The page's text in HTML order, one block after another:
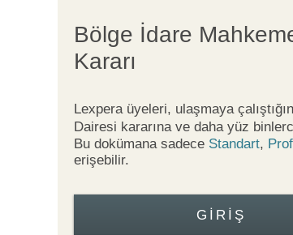
Bölge İdare
Kararı
Lexpera üyeleri, ulaşmaya
Dairesi kararına ve daha yüz
Bu dokümana sadece Standart,
erişebilir.
GIRIŞ